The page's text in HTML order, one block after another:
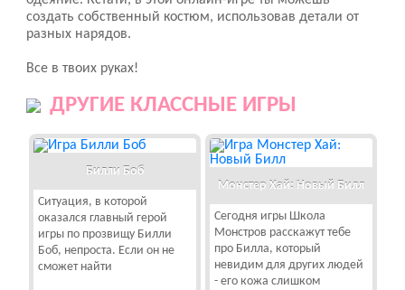
создать собственный костюм, использовав детали от
разных нарядов.
Все в твоих руках!
ДРУГИЕ КЛАССНЫЕ ИГРЫ
Билли Боб
Ситуация, в которой
оказался главный герой
игры по прозвищу Билли
Боб, непроста. Если он не
сможет найти
Монстер Хай: Новый Билл
Сегодня игры Школа
Монстров расскажут тебе
про Билла, который
невидим для других людей
- его кожа слишком